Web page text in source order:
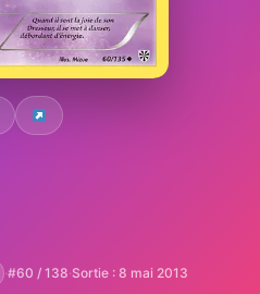
·#60 / 138·Sortie : 8 mai 2013